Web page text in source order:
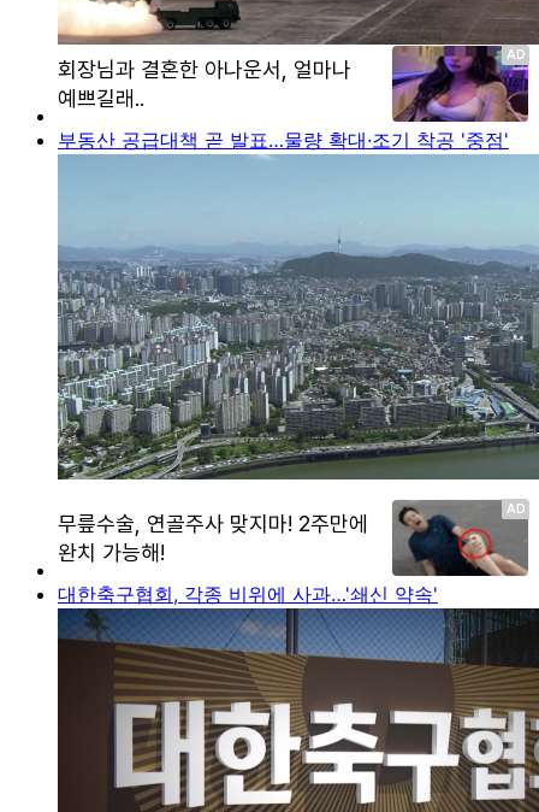
부동산 공급대책 곧 발표…물량 확대·조기 착공 '중점'
대한축구협회, 각종 비위에 사과…'쇄신 약속'